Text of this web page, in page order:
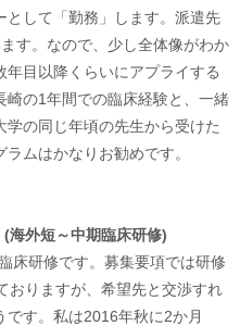
として「勤務」します。派遣先
す。なので、少し全体像がわか
目以降くらいにアプライする
の1年間での臨床経験と、一緒
の同じ年頃の先生から受けた
ムはかなりお勧めです。
(海外短～中期臨床研修)
床研修です。募集要項では研修
おりますが、希望先と交渉すれ
す。私は2016年秋に2か月